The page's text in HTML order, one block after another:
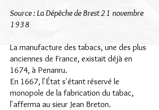
Source : La Dépêche de Brest 21 novembre
1938
La manufacture des tabacs, une des plus
anciennes de France, existait déjà en
1674, à Penanru.
En 1667, l'État s'étant réservé le
monopole de la fabrication du tabac,
l'afferma au sieur Jean Breton.